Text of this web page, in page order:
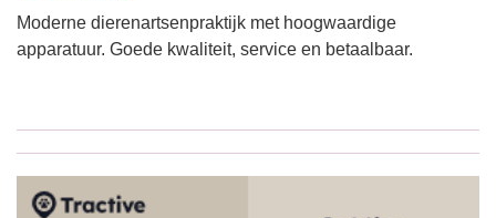
Moderne dierenartsenpraktijk met hoogwaardige
apparatuur. Goede kwaliteit, service en betaalbaar.